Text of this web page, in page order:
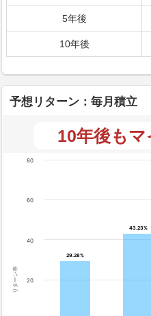
5年後
10年後
予想リターン：毎月積立
10年後もマ
リターン率
29.28%
29.28%
43.23%
43.23%
20
40
60
80